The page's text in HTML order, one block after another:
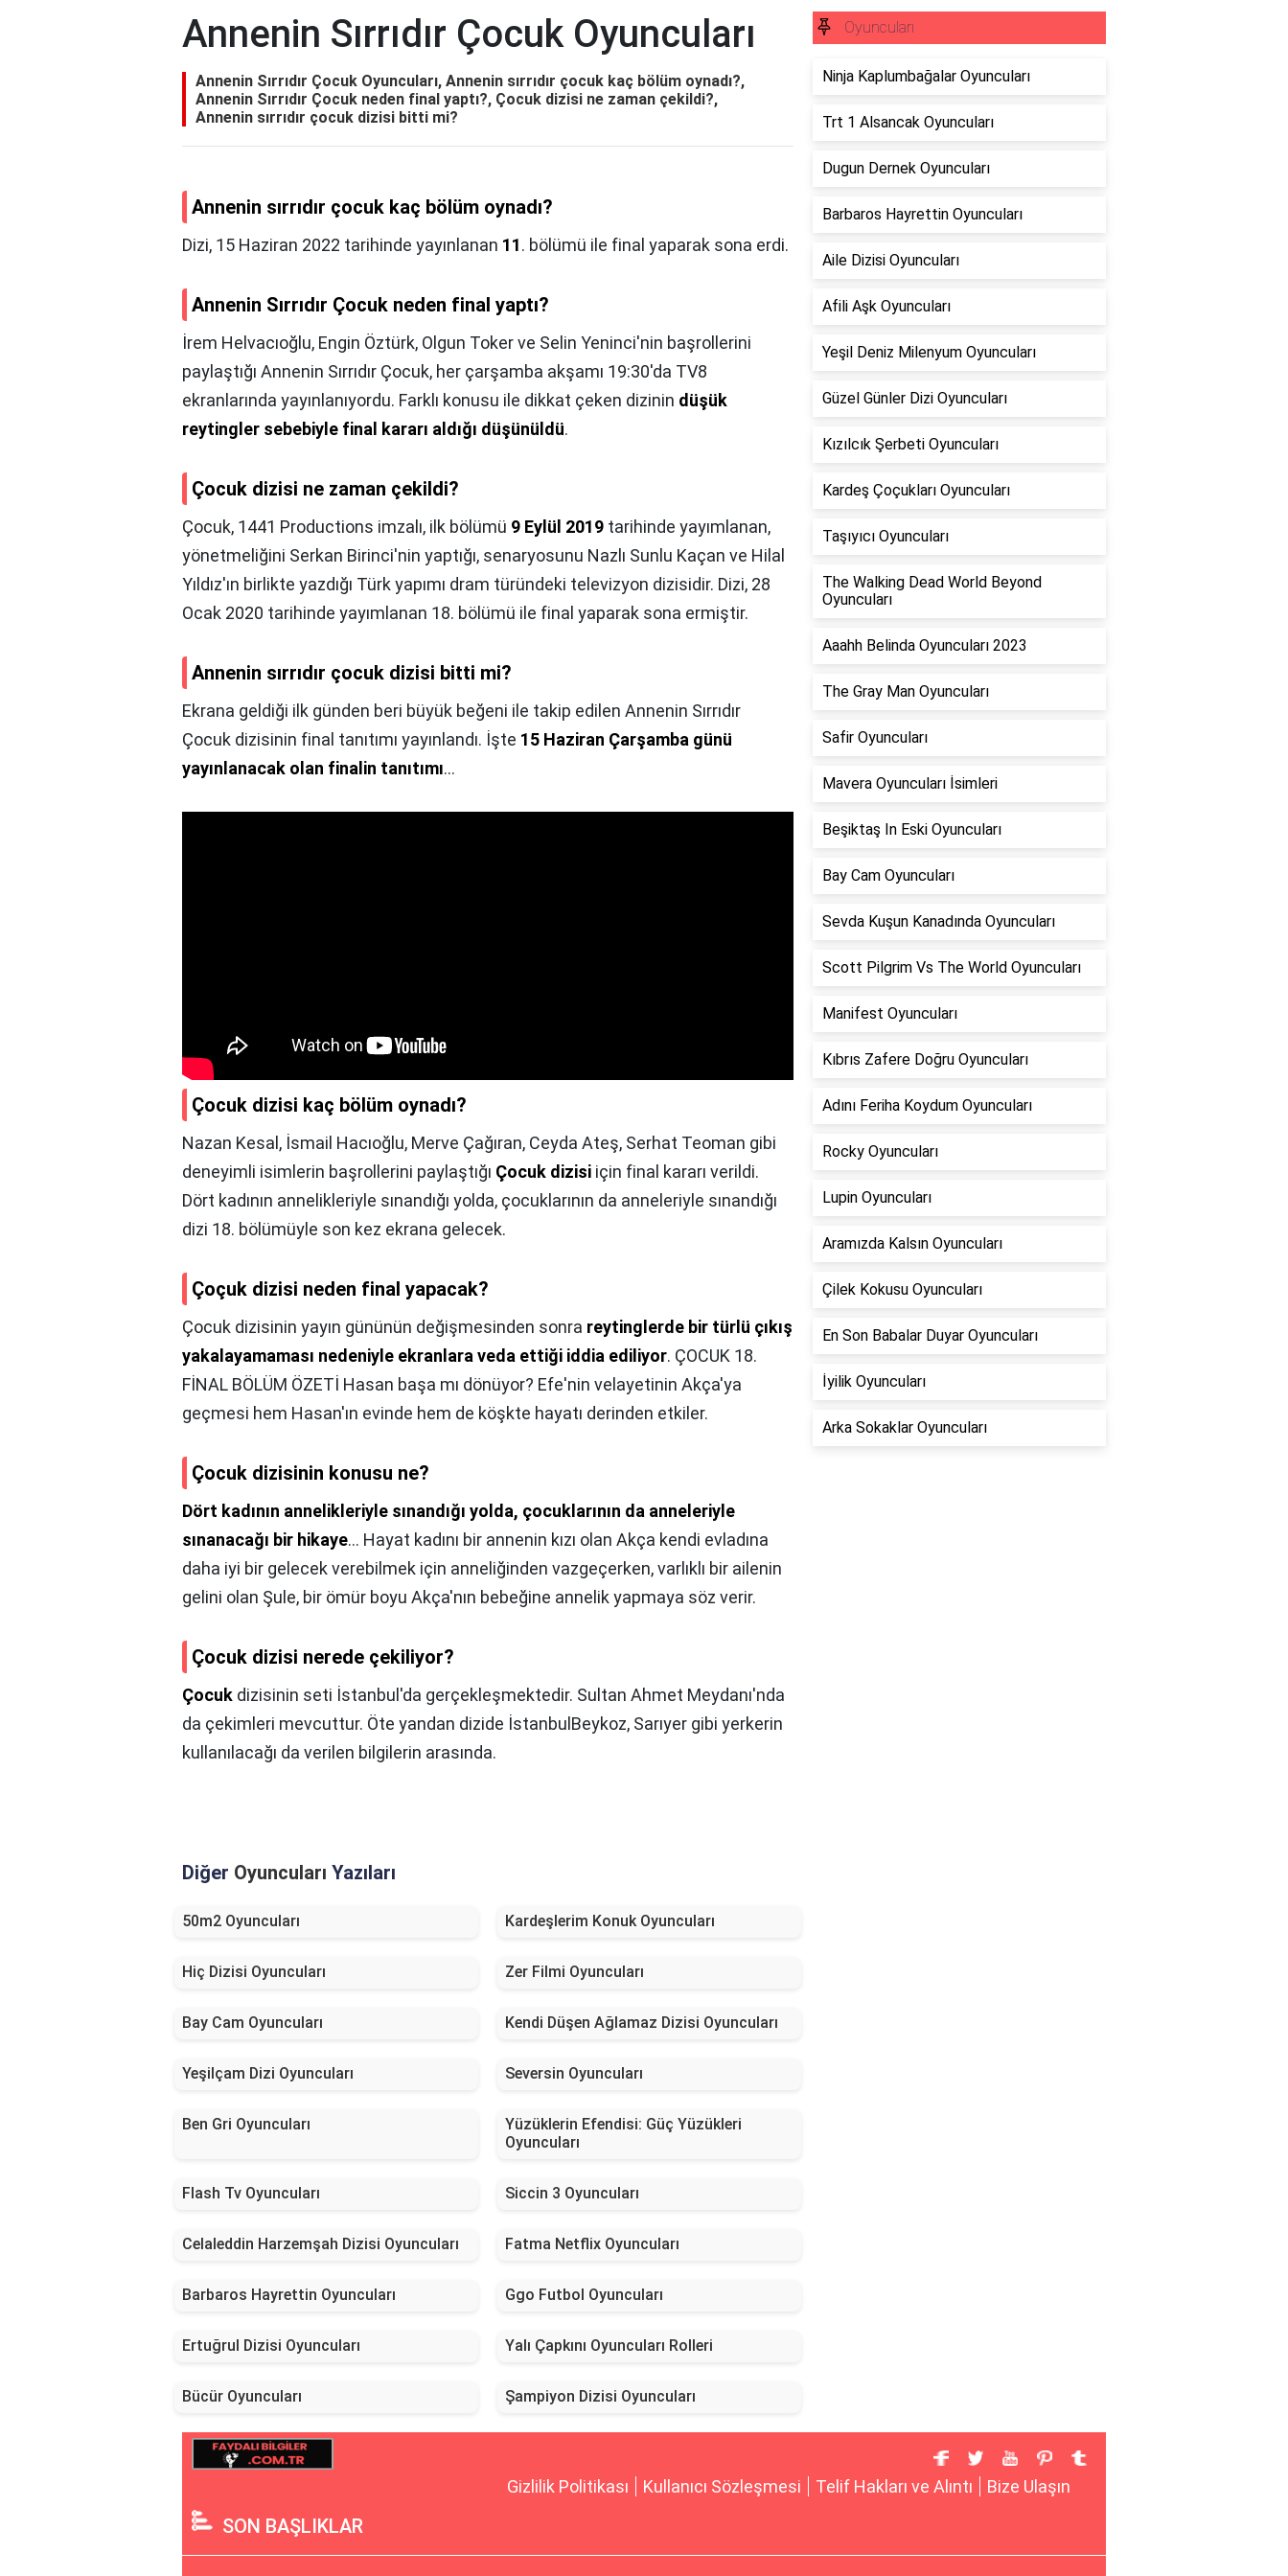
Annenin Sırrıdır Çocuk Oyuncuları
Annenin Sırrıdır Çocuk Oyuncuları, Annenin sırrıdır çocuk kaç bölüm oynadı?,
Annenin Sırrıdır Çocuk neden final yaptı?, Çocuk dizisi ne zaman çekildi?,
Annenin sırrıdır çocuk dizisi bitti mi?
Annenin sırrıdır çocuk kaç bölüm oynadı?
Dizi, 15 Haziran 2022 tarihinde yayınlanan 11. bölümü ile final yaparak sona erdi.
Annenin Sırrıdır Çocuk neden final yaptı?
İrem Helvacıoğlu, Engin Öztürk, Olgun Toker ve Selin Yeninci'nin başrollerini
paylaştığı Annenin Sırrıdır Çocuk, her çarşamba akşamı 19:30'da TV8
ekranlarında yayınlanıyordu. Farklı konusu ile dikkat çeken dizinin düşük
reytingler sebebiyle final kararı aldığı düşünüldü.
Çocuk dizisi ne zaman çekildi?
Çocuk, 1441 Productions imzalı, ilk bölümü 9 Eylül 2019 tarihinde yayımlanan,
yönetmeliğini Serkan Birinci'nin yaptığı, senaryosunu Nazlı Sunlu Kaçan ve Hilal
Yıldız'ın birlikte yazdığı Türk yapımı dram türündeki televizyon dizisidir. Dizi, 28
Ocak 2020 tarihinde yayımlanan 18. bölümü ile final yaparak sona ermiştir.
Annenin sırrıdır çocuk dizisi bitti mi?
Ekrana geldiği ilk günden beri büyük beğeni ile takip edilen Annenin Sırrıdır
Çocuk dizisinin final tanıtımı yayınlandı. İşte 15 Haziran Çarşamba günü
yayınlanacak olan finalin tanıtımı...
Çocuk dizisi kaç bölüm oynadı?
Nazan Kesal, İsmail Hacıoğlu, Merve Çağıran, Ceyda Ateş, Serhat Teoman gibi
deneyimli isimlerin başrollerini paylaştığı Çocuk dizisi için final kararı verildi.
Dört kadının annelikleriyle sınandığı yolda, çocuklarının da anneleriyle sınandığı
dizi 18. bölümüyle son kez ekrana gelecek.
Çoçuk dizisi neden final yapacak?
Çocuk dizisinin yayın gününün değişmesinden sonra reytinglerde bir türlü çıkış
yakalayamaması nedeniyle ekranlara veda ettiği iddia ediliyor. ÇOCUK 18.
FİNAL BÖLÜM ÖZETİ Hasan başa mı dönüyor? Efe'nin velayetinin Akça'ya
geçmesi hem Hasan'ın evinde hem de köşkte hayatı derinden etkiler.
Çocuk dizisinin konusu ne?
Dört kadının annelikleriyle sınandığı yolda, çocuklarının da anneleriyle
sınanacağı bir hikaye… Hayat kadını bir annenin kızı olan Akça kendi evladına
daha iyi bir gelecek verebilmek için anneliğinden vazgeçerken, varlıklı bir ailenin
gelini olan Şule, bir ömür boyu Akça'nın bebeğine annelik yapmaya söz verir.
Çocuk dizisi nerede çekiliyor?
Çocuk dizisinin seti İstanbul'da gerçekleşmektedir. Sultan Ahmet Meydanı'nda
da çekimleri mevcuttur. Öte yandan dizide İstanbulBeykoz, Sarıyer gibi yerkerin
kullanılacağı da verilen bilgilerin arasında.
Diğer Oyuncuları Yazıları
50m2 Oyuncuları Kardeşlerim Konuk Oyuncuları
Hiç Dizisi Oyuncuları Zer Filmi Oyuncuları
Bay Cam Oyuncuları Kendi Düşen Ağlamaz Dizisi Oyuncuları
Yeşilçam Dizi Oyuncuları Seversin Oyuncuları
Ben Gri Oyuncuları
Yüzüklerin Efendisi: Güç Yüzükleri
Oyuncuları
Flash Tv Oyuncuları Siccin 3 Oyuncuları
Celaleddin Harzemşah Dizisi Oyuncuları Fatma Netflix Oyuncuları
Barbaros Hayrettin Oyuncuları Ggo Futbol Oyuncuları
Ertuğrul Dizisi Oyuncuları Yalı Çapkını Oyuncuları Rolleri
Bücür Oyuncuları Şampiyon Dizisi Oyuncuları
Oyuncuları
Ninja Kaplumbağalar Oyuncuları
Trt 1 Alsancak Oyuncuları
Dugun Dernek Oyuncuları
Barbaros Hayrettin Oyuncuları
Aile Dizisi Oyuncuları
Afili Aşk Oyuncuları
Yeşil Deniz Milenyum Oyuncuları
Güzel Günler Dizi Oyuncuları
Kızılcık Şerbeti Oyuncuları
Kardeş Çoçukları Oyuncuları
Taşıyıcı Oyuncuları
The Walking Dead World Beyond
Oyuncuları
Aaahh Belinda Oyuncuları 2023
The Gray Man Oyuncuları
Safir Oyuncuları
Mavera Oyuncuları İsimleri
Beşiktaş In Eski Oyuncuları
Bay Cam Oyuncuları
Sevda Kuşun Kanadında Oyuncuları
Scott Pilgrim Vs The World Oyuncuları
Manifest Oyuncuları
Kıbrıs Zafere Doğru Oyuncuları
Adını Feriha Koydum Oyuncuları
Rocky Oyuncuları
Lupin Oyuncuları
Aramızda Kalsın Oyuncuları
Çilek Kokusu Oyuncuları
En Son Babalar Duyar Oyuncuları
İyilik Oyuncuları
Arka Sokaklar Oyuncuları
Gizlilik Politikası Kullanıcı Sözleşmesi Telif Hakları ve Alıntı Bize Ulaşın
SON BAŞLIKLAR